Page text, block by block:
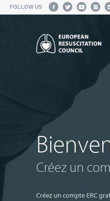
FOLLOW US
Créez un
Créez un compte ERC